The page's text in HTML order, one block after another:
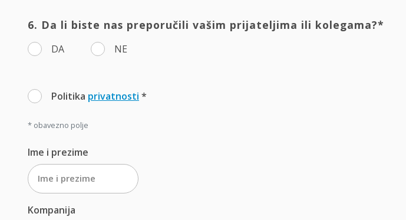
6. Da li biste nas preporučili vašim prijateljima ili kolegama?*
DA NE
Politika privatnosti *
* obavezno polje
Ime i prezime
Kompanija